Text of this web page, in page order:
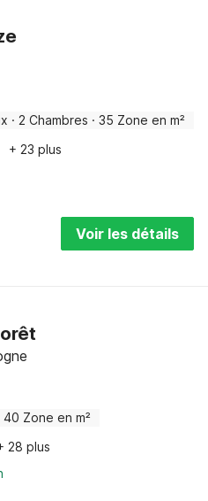
· 2 Chambres · 35 Zone en m²
+ 23 plus
Voir les détails
40 Zone en m²
28 plus